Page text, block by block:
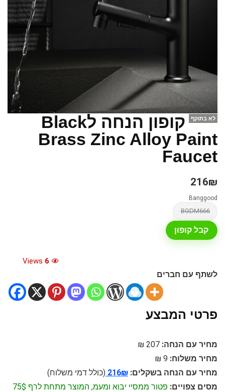
לא בתוקף
קופון הנחה לBlack
Brass Zinc Alloy Paint
Faucet
216₪
Banggood
BGDM666
קבל קופון
6
לשתף עם חברים
פרטי המבצע
מחיר עם הנחה: 207 ₪
מחיר משלוח: 9 ₪
מחיר עם הנחה בשקלים: 216₪ (כולל דמי משלוח)
מסים צפויים: פטור ממסיי יבוא ומעמ, המוצר מתחת לרף 75$